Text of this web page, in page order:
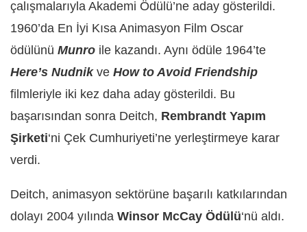
çalışmalarıyla Akademi Ödülü’ne aday gösterildi.
1960’da En İyi Kısa Animasyon Film Oscar
ödülünü Munro ile kazandı. Aynı ödüle 1964’te
Here’s Nudnikve How to Avoid Friendship
filmleriyle iki kez daha aday gösterildi. Bu
başarısından sonra Deitch, Rembrandt Yapım
Şirketi‘ni Çek Cumhuriyeti’ne yerleştirmeye karar
verdi.
Deitch, animasyon sektörüne başarılı katkılarından
dolayı 2004 yılında Winsor McCay Ödülü‘nü aldı.